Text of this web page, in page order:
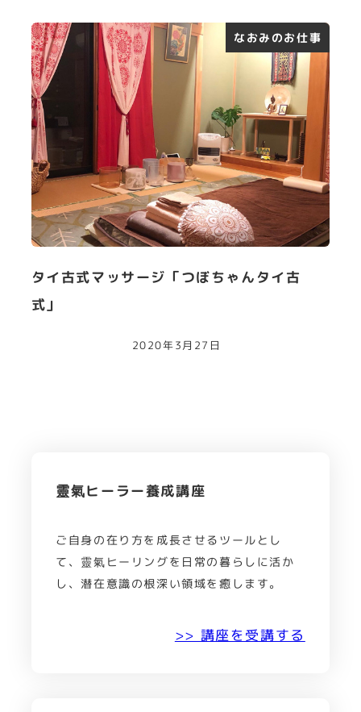
なおみのお仕事
タイ古式マッサージ「つぼちゃんタイ古
式」
2020年3月27日
靈氣ヒーラー養成講座
ご自身の在り方を成長させるツールとし
て、靈氣ヒーリングを日常の暮らしに活か
し、潜在意識の根深い領域を癒します。
>> 講座を受講する